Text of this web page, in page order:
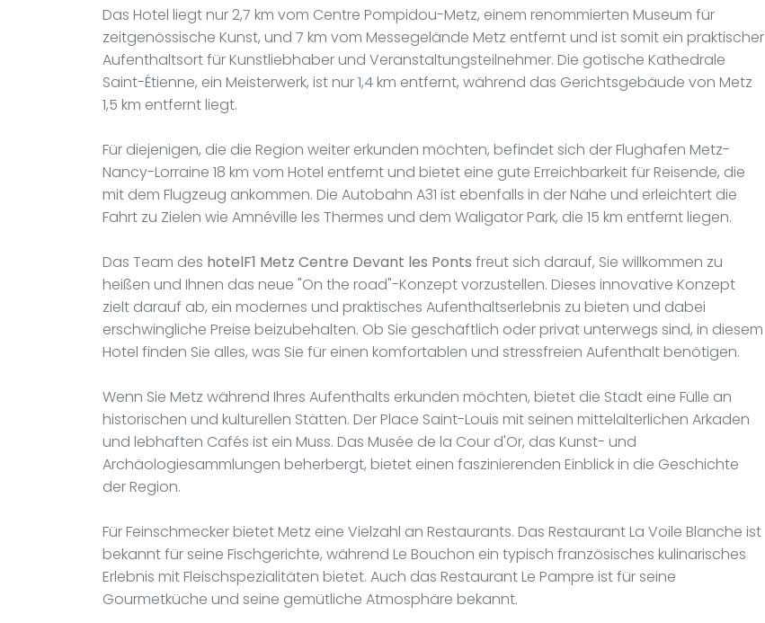
Das Hotel liegt nur 2,7 km vom Centre Pompidou-Metz, einem renommierten Museum für
zeitgenössische Kunst, und 7 km vom Messegelände Metz entfernt und ist somit ein praktischer
Aufenthaltsort für Kunstliebhaber und Veranstaltungsteilnehmer. Die gotische Kathedrale
Saint-Étienne, ein Meisterwerk, ist nur 1,4 km entfernt, während das Gerichtsgebäude von Metz
1,5 km entfernt liegt.
Für diejenigen, die die Region weiter erkunden möchten, befindet sich der Flughafen Metz-
Nancy-Lorraine 18 km vom Hotel entfernt und bietet eine gute Erreichbarkeit für Reisende, die
mit dem Flugzeug ankommen. Die Autobahn A31 ist ebenfalls in der Nähe und erleichtert die
Fahrt zu Zielen wie Amnéville les Thermes und dem Waligator Park, die 15 km entfernt liegen.
Das Team des hotelF1 Metz Centre Devant les Ponts freut sich darauf, Sie willkommen zu
heißen und Ihnen das neue "On the road"-Konzept vorzustellen. Dieses innovative Konzept
zielt darauf ab, ein modernes und praktisches Aufenthaltserlebnis zu bieten und dabei
erschwingliche Preise beizubehalten. Ob Sie geschäftlich oder privat unterwegs sind, in diesem
Hotel finden Sie alles, was Sie für einen komfortablen und stressfreien Aufenthalt benötigen.
Wenn Sie Metz während Ihres Aufenthalts erkunden möchten, bietet die Stadt eine Fülle an
historischen und kulturellen Stätten. Der Place Saint-Louis mit seinen mittelalterlichen Arkaden
und lebhaften Cafés ist ein Muss. Das Musée de la Cour d'Or, das Kunst- und
Archäologiesammlungen beherbergt, bietet einen faszinierenden Einblick in die Geschichte
der Region.
Für Feinschmecker bietet Metz eine Vielzahl an Restaurants. Das Restaurant La Voile Blanche ist
bekannt für seine Fischgerichte, während Le Bouchon ein typisch französisches kulinarisches
Erlebnis mit Fleischspezialitäten bietet. Auch das Restaurant Le Pampre ist für seine
Gourmetküche und seine gemütliche Atmosphäre bekannt.